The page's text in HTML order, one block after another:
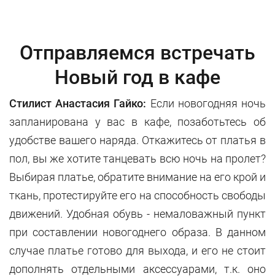
Отправляемся встречать
Новый год в кафе
Стилист Анастасия Гайко: Если новогодняя ночь
запланирована у вас в кафе, позаботьтесь об
удобстве вашего наряда. Откажитесь от платья в
пол, вы же хотите танцевать всю ночь на пролет?
Выбирая платье, обратите внимание на его крой и
ткань, протестируйте его на способность свободы
движений. Удобная обувь - немаловажный пункт
при составлении новогоднего образа. В данном
случае платье готово для выхода, и его не стоит
дополнять отдельными аксессуарами, т.к. оно